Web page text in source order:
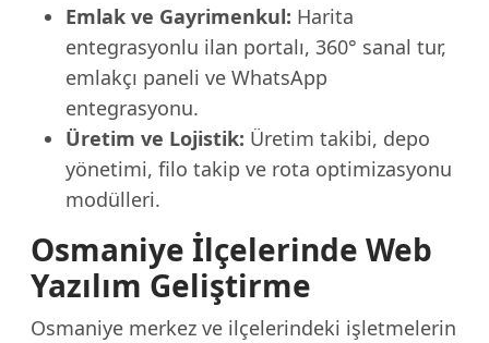
Emlak ve Gayrimenkul: Harita
entegrasyonlu ilan portalı, 360° sanal tur,
emlakçı paneli ve WhatsApp
entegrasyonu.
Üretim ve Lojistik: Üretim takibi, depo
yönetimi, filo takip ve rota optimizasyonu
modülleri.
Osmaniye İlçelerinde Web
Yazılım Geliştirme
Osmaniye merkez ve ilçelerindeki işletmelerin